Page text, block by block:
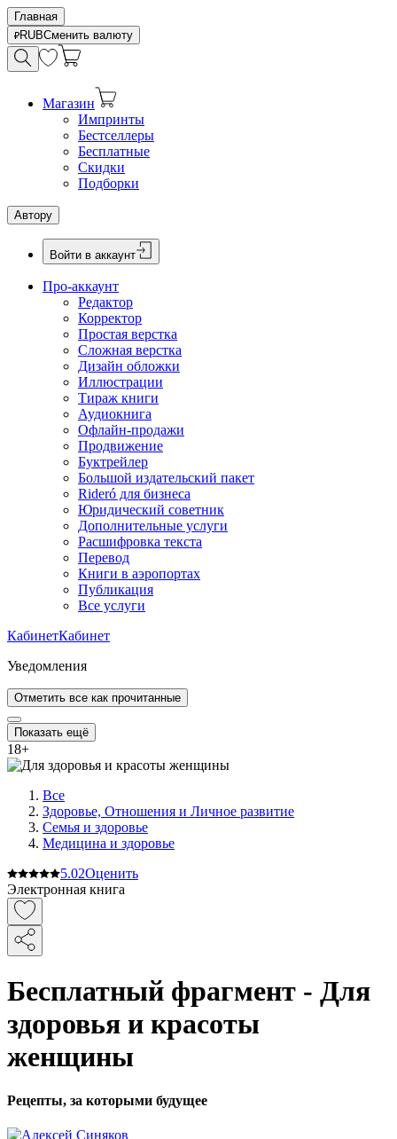
Главная
RUBСменить валюту
Магазин
Импринты
Бестселлеры
Бесплатные
Скидки
Подборки
Автору
Войти в аккаунт
Про-аккаунт
Редактор
Корректор
Простая верстка
Сложная верстка
Дизайн обложки
Иллюстрации
Тираж книги
Аудиокнига
Офлайн-продажи
Продвижение
Буктрейлер
Большой издательский пакет
Rideró для бизнеса
Юридический советник
Дополнительные услуги
Расшифровка текста
Перевод
Книги в аэропортах
Публикация
Все услуги
КабинетКабинет
Уведомления
Отметить все как прочитанные
Показать ещё
18+
Все
Здоровье, Отношения и Личное развитие
Семья и здоровье
Медицина и здоровье
5.02Оценить
Электронная книга
Бесплатный фрагмент - Для
здоровья и красоты
женщины
Рецепты, за которыми будущее